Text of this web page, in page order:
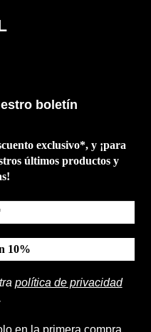
boletín
exclusivo*, y ¡para
últimos productos y
política de privacidad